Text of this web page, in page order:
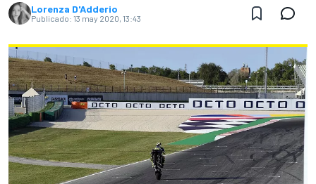
Lorenza D'Adderio
Publicado: 13 may 2020, 13:43